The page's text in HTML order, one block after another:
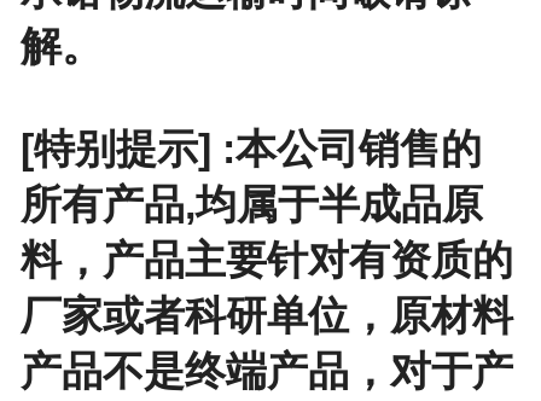
解。
[特别提示] :本公司销售的
所有产品,均属于半成品原
料，产品主要针对有资质的
厂家或者科研单位，原材料
产品不是终端产品，对于产